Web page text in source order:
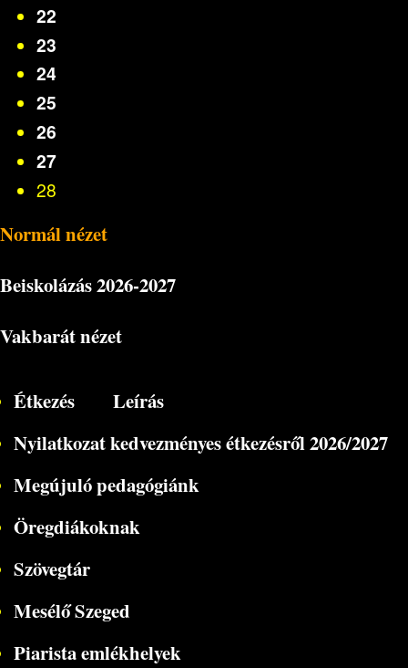
22
23
24
25
26
27
28
Normál nézet
Beiskolázás2026-2027
Vakbarát nézet
Étkezés
Leírás
Nyilatkozat kedvezményes étkezésről 2026/2027
Megújuló pedagógiánk
Öregdiákoknak
Szövegtár
Mesélő Szeged
Piarista emlékhelyek